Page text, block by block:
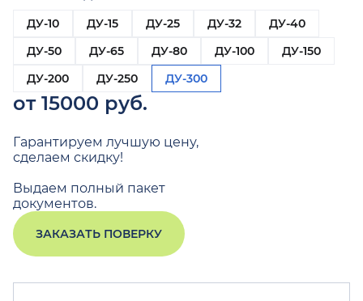
ДУ-10
ДУ-15 ДУ-25 ДУ-32
ДУ-40
ДУ-50
ДУ-65 ДУ-80 ДУ-100
ДУ-150
ДУ-200
ДУ-250 ДУ-300
от 15000 руб.
Гарантируем лучшую цену,
сделаем скидку!
Выдаем полный пакет
документов.
ЗАКАЗАТЬ ПОВЕРКУ